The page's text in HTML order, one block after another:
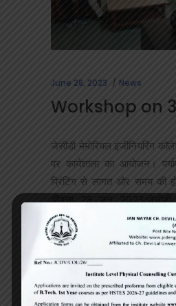
June 28, 2023 News
Workshop on
जेसीडी मेमोरियल इंजीनियरिंग
पर कार्यशाला का आयोजन।
प्रिंटिंग से लागत और समय की
ढींडसा 28 जून 2023:जेसीडी
कॉलेज में मैकेनिकल विभाग के
Learn more
By